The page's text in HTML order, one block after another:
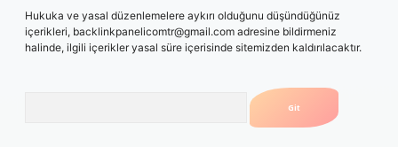
Hukuka ve yasal düzenlemelere aykırı olduğunu düşündüğünüz
içerikleri, backlinkpanelicomtr@gmail.com adresine bildirmeniz
halinde, ilgili içerikler yasal süre içerisinde sitemizden kaldırılacaktır.